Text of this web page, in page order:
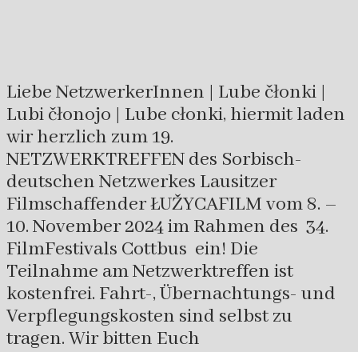
Liebe NetzwerkerInnen | Lube čłonki |
Lubi čłonojo | Lube cłonki, hiermit laden
wir herzlich zum 19.
NETZWERKTREFFEN des Sorbisch-
deutschen Netzwerkes Lausitzer
Filmschaffender ŁUŽYCAFILM vom 8. –
10. November 2024 im Rahmen des 34.
FilmFestivals Cottbus ein! Die
Teilnahme am Netzwerktreffen ist
kostenfrei. Fahrt-, Übernachtungs- und
Verpflegungskosten sind selbst zu
tragen. Wir bitten Euch